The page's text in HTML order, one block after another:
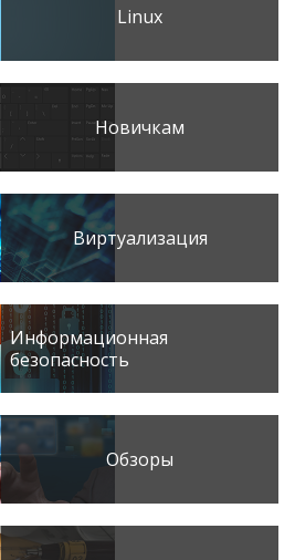
Linux
Новичкам
Виртуализация
Информационная
безопасность
Обзоры